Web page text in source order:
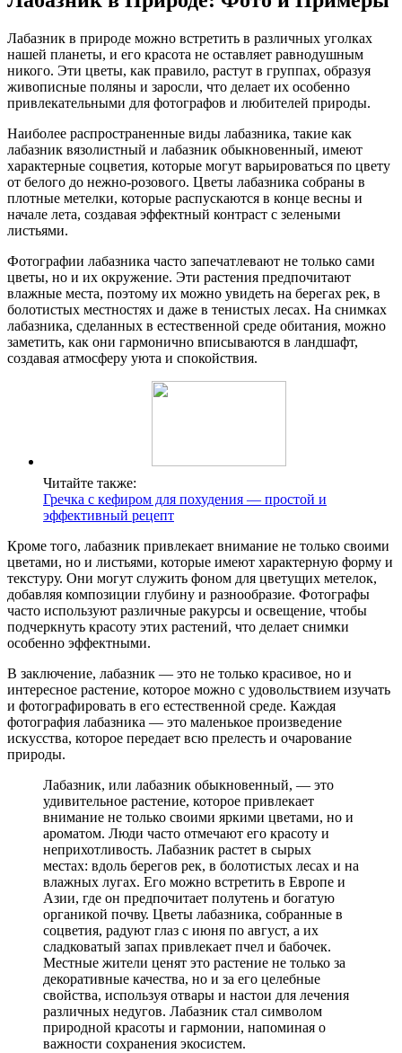
Лабазник в природе можно встретить в различных уголках
нашей планеты, и его красота не оставляет равнодушным
никого. Эти цветы, как правило, растут в группах, образуя
живописные поляны и заросли, что делает их особенно
привлекательными для фотографов и любителей природы.
Наиболее распространенные виды лабазника, такие как
лабазник вязолистный и лабазник обыкновенный, имеют
характерные соцветия, которые могут варьироваться по цвету
от белого до нежно-розового. Цветы лабазника собраны в
плотные метелки, которые распускаются в конце весны и
начале лета, создавая эффектный контраст с зелеными
листьями.
Фотографии лабазника часто запечатлевают не только сами
цветы, но и их окружение. Эти растения предпочитают
влажные места, поэтому их можно увидеть на берегах рек, в
болотистых местностях и даже в тенистых лесах. На снимках
лабазника, сделанных в естественной среде обитания, можно
заметить, как они гармонично вписываются в ландшафт,
создавая атмосферу уюта и спокойствия.
Читайте также:
Гречка с кефиром для похудения — простой и
эффективный рецепт
Кроме того, лабазник привлекает внимание не только своими
цветами, но и листьями, которые имеют характерную форму и
текстуру. Они могут служить фоном для цветущих метелок,
добавляя композиции глубину и разнообразие. Фотографы
часто используют различные ракурсы и освещение, чтобы
подчеркнуть красоту этих растений, что делает снимки
особенно эффектными.
В заключение, лабазник — это не только красивое, но и
интересное растение, которое можно с удовольствием изучать
и фотографировать в его естественной среде. Каждая
фотография лабазника — это маленькое произведение
искусства, которое передает всю прелесть и очарование
природы.
Лабазник, или лабазник обыкновенный, — это
удивительное растение, которое привлекает
внимание не только своими яркими цветами, но и
ароматом. Люди часто отмечают его красоту и
неприхотливость. Лабазник растет в сырых
местах: вдоль берегов рек, в болотистых лесах и на
влажных лугах. Его можно встретить в Европе и
Азии, где он предпочитает полутень и богатую
органикой почву. Цветы лабазника, собранные в
соцветия, радуют глаз с июня по август, а их
сладковатый запах привлекает пчел и бабочек.
Местные жители ценят это растение не только за
декоративные качества, но и за его целебные
свойства, используя отвары и настои для лечения
различных недугов. Лабазник стал символом
природной красоты и гармонии, напоминая о
важности сохранения экосистем.